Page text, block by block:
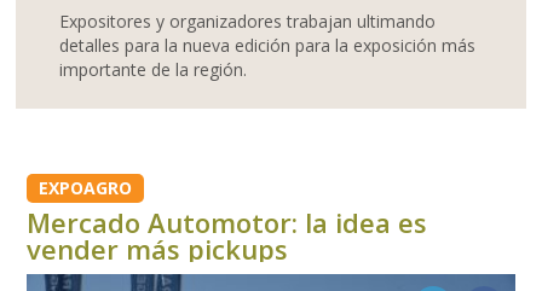
Expositores y organizadores trabajan ultimando
detalles para la nueva edición para la exposición más
importante de la región.
EXPOAGRO
Mercado Automotor: la idea es
vender más pickups